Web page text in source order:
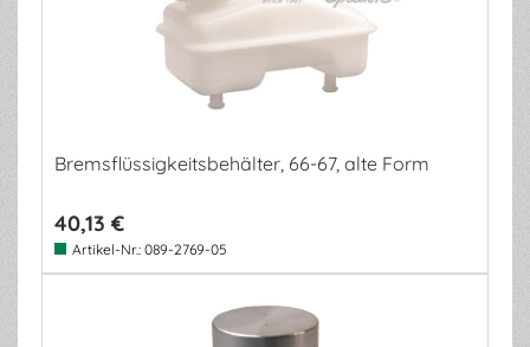
Bremsflüssigkeitsbehälter, 66-67, alte Form
40,13 €
Artikel-Nr.: 089-2769-05